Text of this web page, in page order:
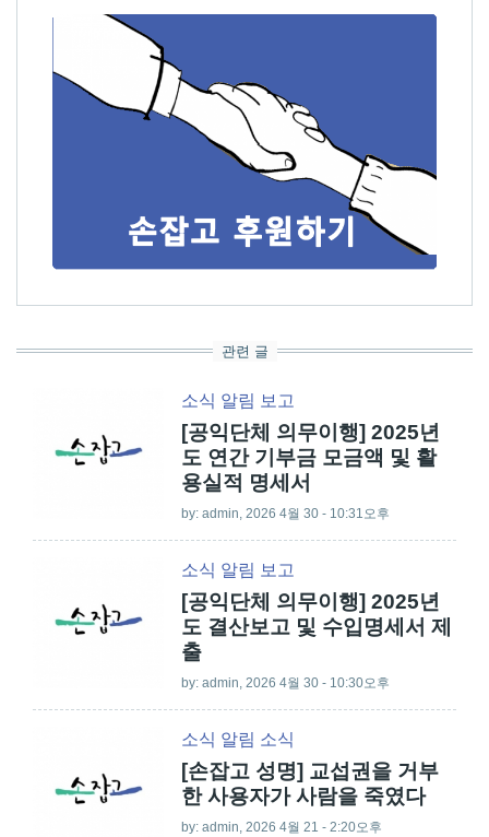
관련 글
소식 알림 보고
[공익단체 의무이행] 2025년
도 연간 기부금 모금액 및 활
용실적 명세서
by: admin, 2026 4월 30 - 10:31오후
소식 알림 보고
[공익단체 의무이행] 2025년
도 결산보고 및 수입명세서 제
출
by: admin, 2026 4월 30 - 10:30오후
소식 알림 소식
[손잡고 성명] 교섭권을 거부
한 사용자가 사람을 죽였다
by: admin, 2026 4월 21 - 2:20오후